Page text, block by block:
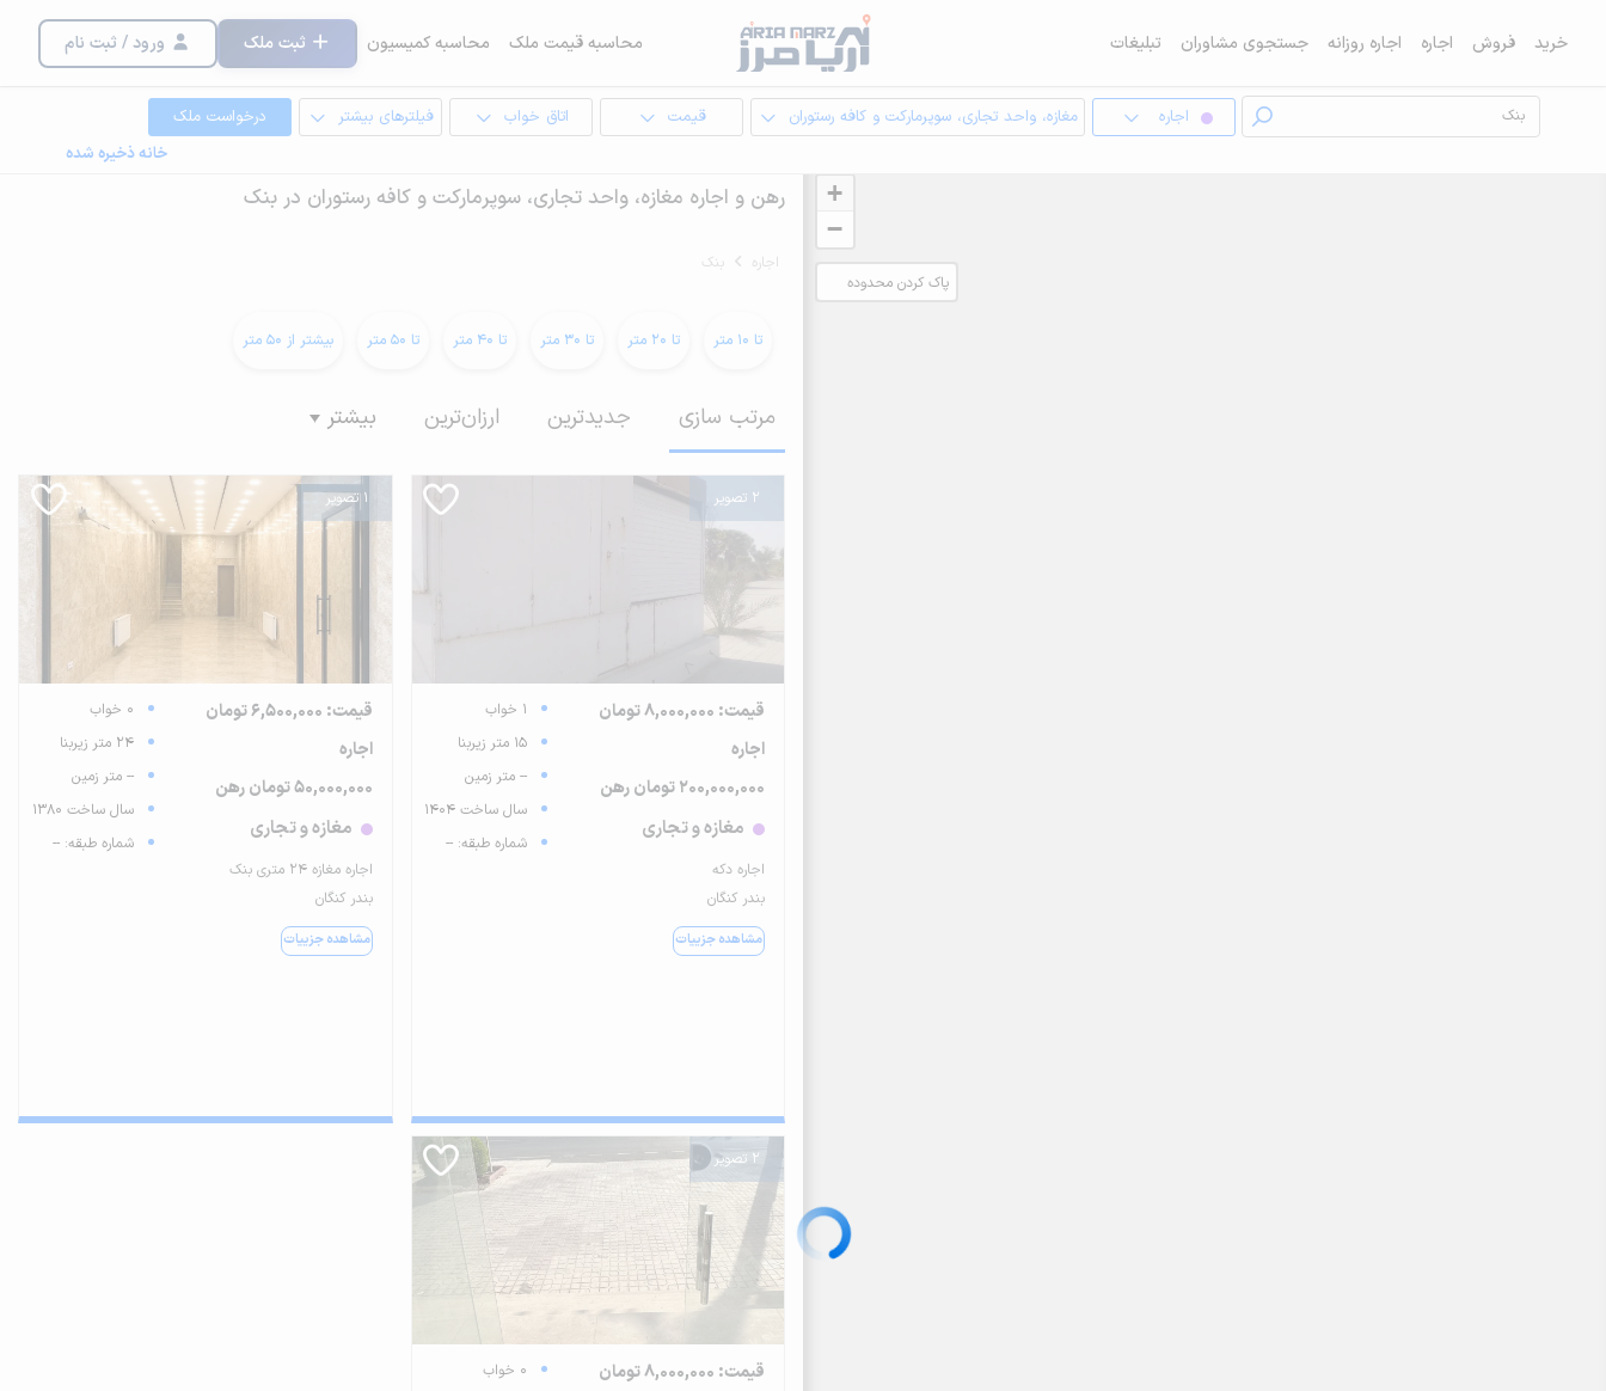
خرید فروش اجاره اجاره روزانه جستجوی مشاوران تبلیغات محاسبه قیمت ملک محاسبه کمیسیون ثبت ملک ورود / ثبت نام
اجاره مغازه، واحد تجاری، سوپرمارکت و کافه رستوران قیمت اتاق خواب فیلترهای بیشتر
درخواست ملک
خانه ذخیره شده
+
−
پاک کردن محدوده
رهن و اجاره مغازه، واحد تجاری، سوپرمارکت و کافه رستوران در بنک
اجاره بنک
تا 10 متر تا 20 متر تا 30 متر تا 40 متر تا 50 متر بیشتر از 50 متر
مرتب سازی جدیدترین ارزان‌ترین بیشتر
2 تصویر
قیمت: 8,000,000 تومان
اجاره
200,000,000 تومان رهن
مغازه و تجاری
اجاره دکه
بندر کنگان
مشاهده جزییات
1 خواب
15 متر زیربنا
-- متر زمین
سال ساخت 1404
شماره طبقه: --
1 تصویر
قیمت: 6,500,000 تومان
اجاره
50,000,000 تومان رهن
مغازه و تجاری
اجاره مغازه 24 متری بنک
بندر کنگان
مشاهده جزییات
0 خواب
24 متر زیربنا
-- متر زمین
سال ساخت 1380
شماره طبقه: --
2 تصویر
قیمت: 8,000,000 تومان
0 خواب